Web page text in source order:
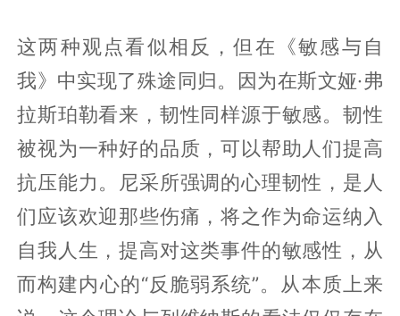
这两种观点看似相反，但在《敏感与自
我》中实现了殊途同归。因为在斯文娅·弗
拉斯珀勒看来，韧性同样源于敏感。韧性
被视为一种好的品质，可以帮助人们提高
抗压能力。尼采所强调的心理韧性，是人
们应该欢迎那些伤痛，将之作为命运纳入
自我人生，提高对这类事件的敏感性，从
而构建内心的“反脆弱系统”。从本质上来